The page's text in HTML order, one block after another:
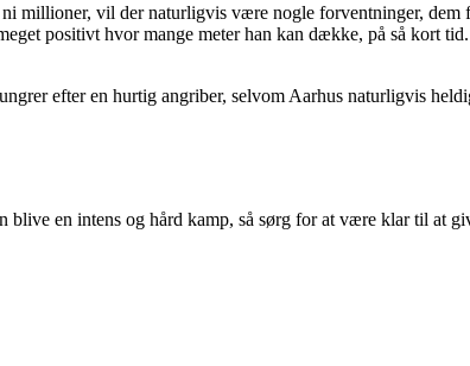
millioner, vil der naturligvis være nogle forventninger,
positivt hvor mange meter han kan dække, på så kort
efter en hurtig angriber, selvom Aarhus naturligvis
en intens og hård kamp, så sørg for at være klar til at